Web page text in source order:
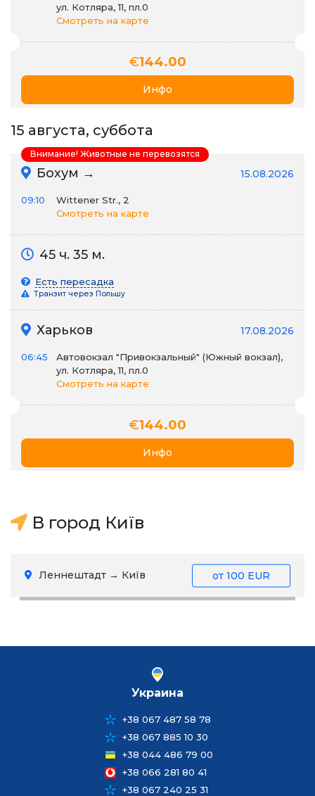
ул. Котляра, 11, пл.0
Смотреть на карте
€144.00
Инфо
15 августа, суббота
Бохум → 15.08.2026
09:10
Wittener Str., 2
Смотреть на карте
45 ч. 35 м.
Есть пересадка
Транзит через Польшу
Харьков 17.08.2026
06:45
Автовокзал "Привокзальный" (Южный вокзал),
ул. Котляра, 11, пл.0
Смотреть на карте
€144.00
Инфо
Внимание! Животные не перевозятся
В город Київ
Леннештадт → Київ от 100 EUR
Украина
+38 067 487 58 78
+38 067 885 10 30
+38 044 486 79 00
+38 066 281 80 41
+38 067 240 25 31